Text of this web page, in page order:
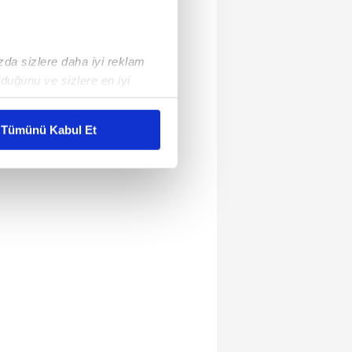
sizlere daha iyi reklam
ve sizlere en iyi
karşılamak
kullanılmaktadır. Bu
sunulması
ve sizlere yönelik
detaylı bilgi için Ayarlar
ve sitemizde ilgili
Tümünü Kabul Et